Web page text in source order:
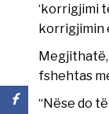
‘korrigjimi
korrigjimin
fshehtas
“Nëse do